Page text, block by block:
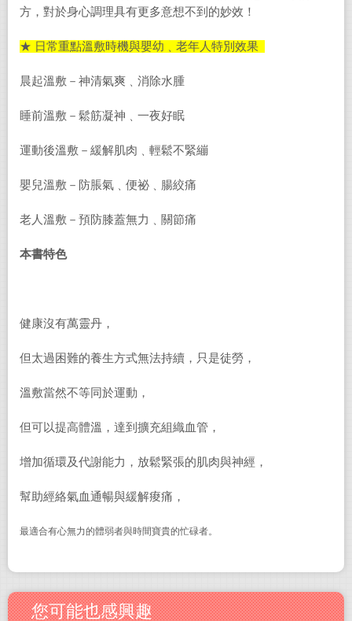
方，對於身心調理具有更多意想不到的妙效！
★ 日常重點溫敷時機與嬰幼﹑老年人特別效果
晨起溫敷－神清氣爽﹑消除水腫
睡前溫敷－鬆筋凝神﹑一夜好眠
運動後溫敷－緩解肌肉﹑輕鬆不緊繃
嬰兒溫敷－防脹氣﹑便祕﹑腸絞痛
老人溫敷－預防膝蓋無力﹑關節痛
本書特色
健康沒有萬靈丹，
但太過困難的養生方式無法持續，只是徒勞，
溫敷當然不等同於運動，
但可以提高體溫，達到擴充組織血管，
增加循環及代謝能力，放鬆緊張的肌肉與神經，
幫助經絡氣血通暢與緩解痠痛，
最適合有心無力的體弱者與時間寶貴的忙碌者。
您可能也感興趣